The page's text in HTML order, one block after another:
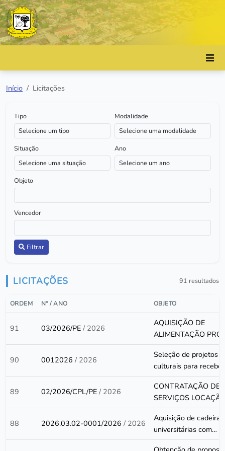
Início Licitações
Tipo Modalidade
Situação Ano
Objeto
Vencedor
Filtrar
LICITAÇÕES 91 resultados
ORDEM Nº / ANO OBJETO
91 03/2026/PE / 2026
AQUISIÇÃO DE
ALIMENTAÇÃO
PARA ATENDER AS
NECESSIDADES DA
PREFEITURA,
SECRETARIAS E
FUNDOS DO MUNICÍPIO
DE BAGRE-PA.
90 0012026 / 2026
Seleção de projetos
culturais para
apoio financeiro nas
categorias Quadrilha
Junina/adulta e mirim,
Música, dança, Djs,
e Designer,
Cultura Alimentar
89 02/2026/CPL/PE / 2026
CONTRATAÇÃO DE
SERVIÇOS
SISTEMAS
OPENSOURCE
INFORMATIZADOS
88 2026.03.02-0001/2026 / 2026
Aquisição de cadeiras
universitárias com
superfície de trabalho